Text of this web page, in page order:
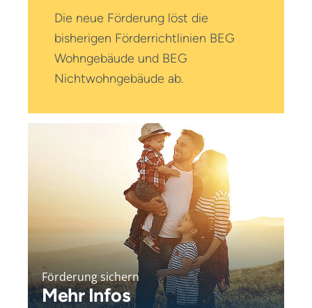
Die neue Förderung löst die
bisherigen Förderrichtlinien BEG
Wohngebäude und BEG
Nichtwohn­gebäude ab.
Förderung sichern
Mehr Infos